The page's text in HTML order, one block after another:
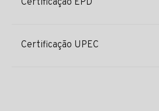
Certificação EPD
Certificação UPEC